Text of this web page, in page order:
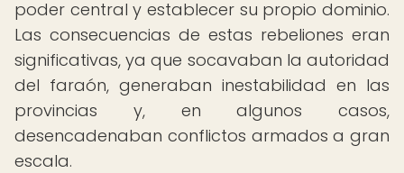
poder central y establecer su propio dominio.
Las consecuencias de estas rebeliones eran
significativas, ya que socavaban la autoridad
del faraón, generaban inestabilidad en las
provincias y, en algunos casos,
desencadenaban conflictos armados a gran
escala.